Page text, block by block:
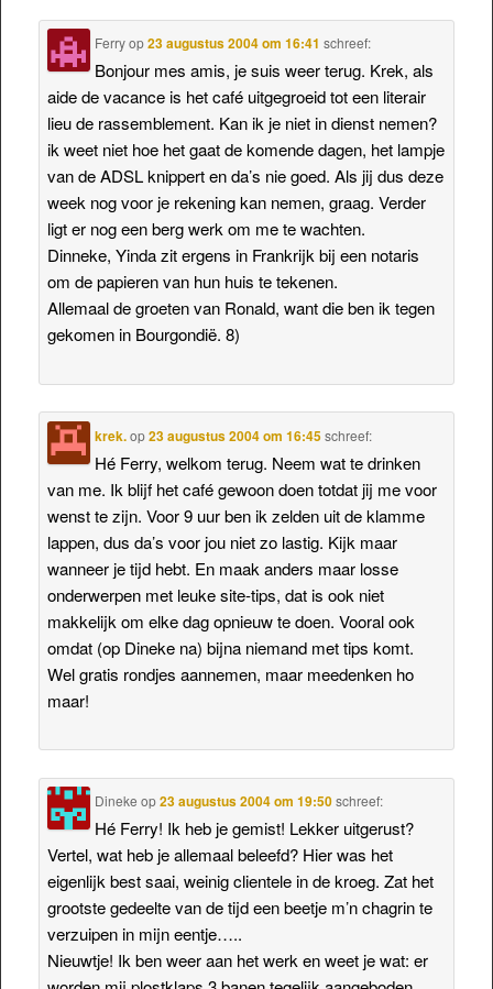
Ferryop23 augustus 2004 om 16:41 schreef:
Bonjour mes amis, je suis weer terug. Krek, als
aide de vacance is het café uitgegroeid tot een literair
lieu de rassemblement. Kan ik je niet in dienst nemen?
ik weet niet hoe het gaat de komende dagen, het lampje
van de ADSL knippert en da’s nie goed. Als jij dus deze
week nog voor je rekening kan nemen, graag. Verder
ligt er nog een berg werk om me te wachten.
Dinneke, Yinda zit ergens in Frankrijk bij een notaris
om de papieren van hun huis te tekenen.
Allemaal de groeten van Ronald, want die ben ik tegen
gekomen in Bourgondië. 8)
krek.op23 augustus 2004 om 16:45 schreef:
Hé Ferry, welkom terug. Neem wat te drinken
van me. Ik blijf het café gewoon doen totdat jij me voor
wenst te zijn. Voor 9 uur ben ik zelden uit de klamme
lappen, dus da’s voor jou niet zo lastig. Kijk maar
wanneer je tijd hebt. En maak anders maar losse
onderwerpen met leuke site-tips, dat is ook niet
makkelijk om elke dag opnieuw te doen. Vooral ook
omdat (op Dineke na) bijna niemand met tips komt.
Wel gratis rondjes aannemen, maar meedenken ho
maar!
Dineke op23 augustus 2004 om 19:50 schreef:
Hé Ferry! Ik heb je gemist! Lekker uitgerust?
Vertel, wat heb je allemaal beleefd? Hier was het
eigenlijk best saai, weinig clientele in de kroeg. Zat het
grootste gedeelte van de tijd een beetje m’n chagrin te
verzuipen in mijn eentje…..
Nieuwtje! Ik ben weer aan het werk en weet je wat: er